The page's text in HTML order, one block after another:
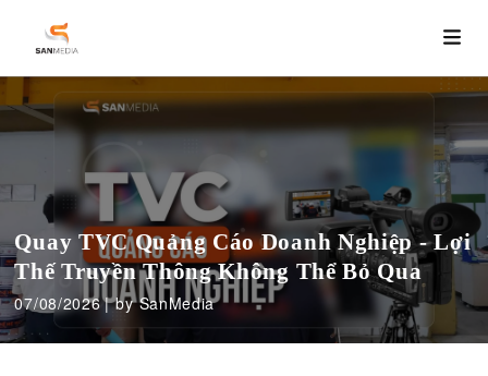
Quay TVC Quảng Cáo Doanh Nghiệp - Lợi
Thế Truyền Thông Không Thể Bỏ Qua
07/08/2026 by SanMedia